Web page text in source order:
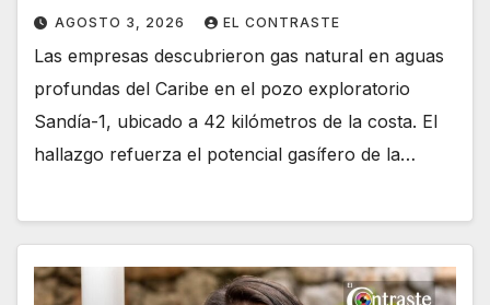
AGOSTO 3, 2026 EL CONTRASTE
Las empresas descubrieron gas natural en aguas
profundas del Caribe en el pozo exploratorio
Sandía-1, ubicado a 42 kilómetros de la costa. El
hallazgo refuerza el potencial gasífero de la…